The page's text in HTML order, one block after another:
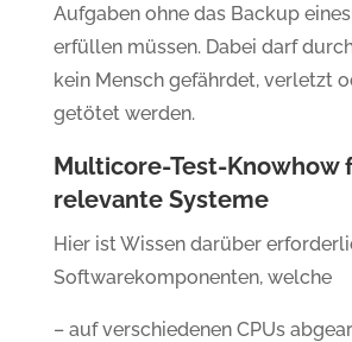
Aufgaben ohne das Backup
erfüllen müssen. Dabei darf
kein Mensch gefährdet, verletzt
getötet werden.
Multicore-Test-Knowhow
relevante Systeme
Hier ist Wissen darüber
Softwarekomponenten, welche
– auf verschiedenen CPUs